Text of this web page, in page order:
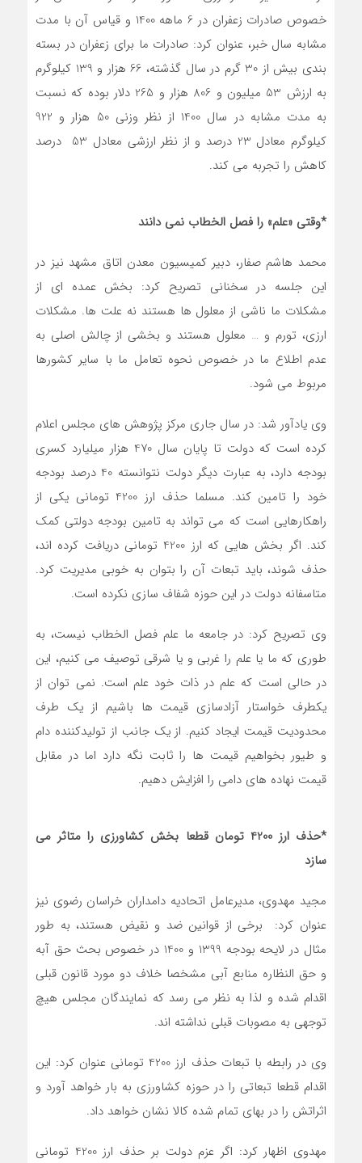
خصوص صادرات زعفران در 6 ماهه 1400 و قیاس آن با مدت
مشابه سال خبر، عنوان کرد: صادرات ما برای زعفران در بسته
بندی بیش از 30 گرم در سال گذشته، 66 هزار و 139 کیلوگرم
به ارزش 53 میلیون و 806 هزار و 265 دلار بوده که نسبت
به مدت مشابه در سال 1400 از نظر وزنی 50 هزار و 922
کیلوگرم معادل 23 درصد و از نظر ارزشی معادل 53 درصد
کاهش را تجربه می کند.
*وقتی «علم» را فصل الخطاب نمی دانند
محمد هاشم صفار، دبیر کمیسیون معدن اتاق مشهد نیز در
این جلسه در سخنانی تصریح کرد: بخش عمده ای از
مشکلات ما ناشی از معلول ها هستند نه علت ها. مشکلات
ارزی، تورم و … معلول هستند و بخشی از چالش اصلی به
عدم اطلاع ما در خصوص نحوه تعامل ما با سایر کشورها
مربوط می شود.
وی یادآور شد: در سال جاری مرکز پژوهش های مجلس اعلام
کرده است که دولت تا پایان سال 470 هزار میلیارد کسری
بودجه دارد، به عبارت دیگر دولت نتوانسته 40 درصد بودجه
خود را تامین کند. مسلما حذف ارز 4200 تومانی یکی از
راهکارهایی است که می تواند به تامین بودجه دولتی کمک
کند. اگر بخش هایی که ارز 4200 تومانی دریافت کرده اند،
حذف شوند، باید تبعات آن را بتوان به خوبی مدیریت کرد.
متاسفانه دولت در این حوزه شفاف سازی نکرده است.
وی تصریح کرد: در جامعه ما علم فصل الخطاب نیست، به
طوری که ما یا علم را غربی و یا شرقی توصیف می کنیم، این
در حالی است که علم در ذات خود علم است. نمی توان از
یکطرف خواستار آزادسازی قیمت ها باشیم از یک طرف
محدودیت قیمت ایجاد کنیم. از یک جانب از تولیدکننده دام
و طیور بخواهیم قیمت ها را ثابت نگه دارد اما در مقابل
قیمت نهاده های دامی را افزایش دهیم.
*حذف ارز 4200 تومان قطعا بخش کشاورزی را متاثر می
سازد
مجید مهدوی، مدیرعامل اتحادیه دامداران خراسان رضوی نیز
عنوان کرد: برخی از قوانین ضد و نقیض هستند، به طور
مثال در لایحه بودجه 1399 و 1400 در خصوص بحث حق آبه
و حق النظاره منابع آبی مشخصا خلاف دو مورد قانون قبلی
اقدام شده و لذا به نظر می رسد که نمایندگان مجلس هیچ
توجهی به مصوبات قبلی نداشته اند.
وی در رابطه با تبعات حذف ارز 4200 تومانی عنوان کرد: این
اقدام قطعا تبعاتی را در حوزه کشاورزی به بار خواهد آورد و
اثراتش را در بهای تمام شده کالا نشان خواهد داد.
مهدوی اظهار کرد: اگر عزم دولت بر حذف ارز 4200 تومانی